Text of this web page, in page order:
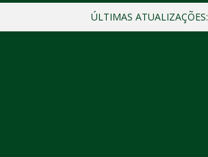
ÚLTIMAS ATUALIZAÇÕES: